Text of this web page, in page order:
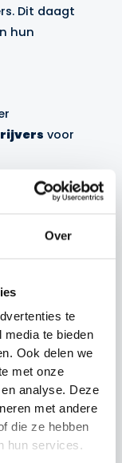
Over
te
te bieden
Ook delen we
met onze
analyse. Deze
met andere
die ze hebben
hun services.
Dit daagt
hun
voor
Precision
keepers voor
vandaag